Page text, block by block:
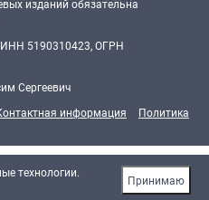
изданий обязательна
5190310423, ОГРН
Сергеевич
информация
Политика
технологии.
Принимаю